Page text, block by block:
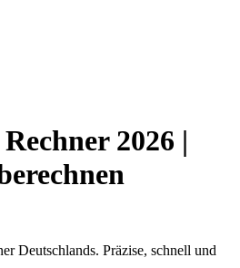
2026 |
Deutschlands. Präzise, schnell und